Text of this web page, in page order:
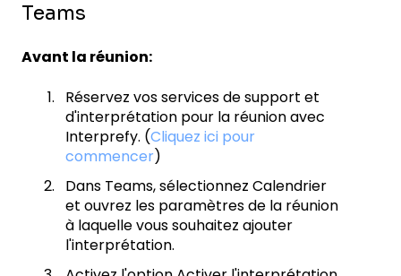
Teams
Avant la réunion:
Réservez vos services de support et
d'interprétation pour la réunion avec
Interprefy. (Cliquez ici pour
commencer)
Dans Teams, sélectionnez Calendrier
et ouvrez les paramètres de la réunion
à laquelle vous souhaitez ajouter
l'interprétation.